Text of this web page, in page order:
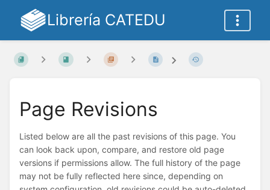
Librería CATEDU
Page Revisions
Listed below are all the past revisions of this page. You
can look back upon, compare, and restore old page
versions if permissions allow. The full history of the page
may not be fully reflected here since, depending on